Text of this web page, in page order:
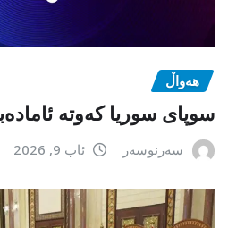
هەواڵ
سوپای سوریا کەوتە
سەرنوسەر ئاب 9, 2026